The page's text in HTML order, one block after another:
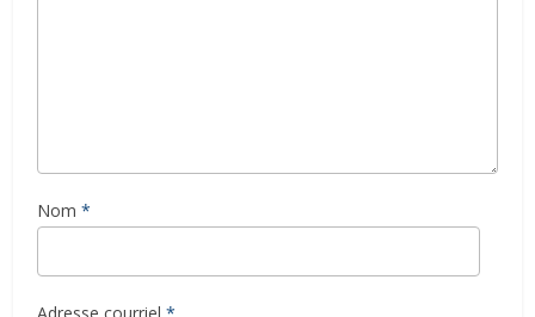
Nom *